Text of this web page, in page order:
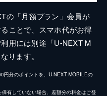
の「月額プラン」会員が
ことで、スマホ代がお得
用には別途「U-NEXT M
ります。
円分のポイントを、U-NEXT MOBILEの
有していない場合、差額分の料金はご登